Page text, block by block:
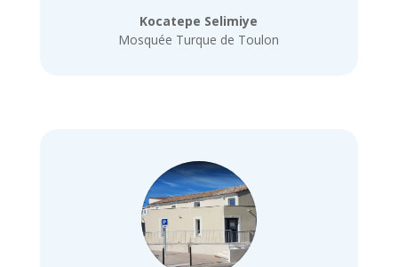
Kocatepe Selimiye
Mosquée Turque de Toulon